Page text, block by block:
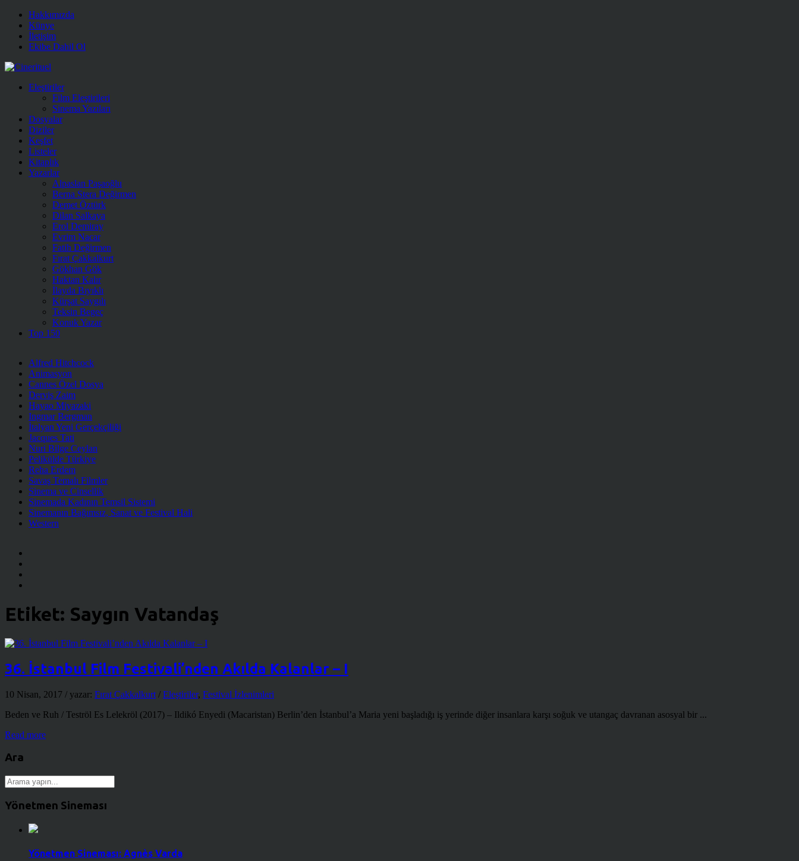
Hakkımızda
Künye
İletişim
Ekibe Dahil Ol
Eleştiriler
Film Eleştirileri
Sinema Yazıları
Dosyalar
Diziler
Keşfet
Listeler
Kitaplık
Yazarlar
Alpaslan Paşaoğlu
Berna Stera Değirmen
Demet Öztürk
Dilan Salkaya
Erol Demiray
Evrim Nacar
Fatih Değirmen
Fırat Çakkalkurt
Gökhan Gök
Haktan Kalır
İlayda Bıyıklı
Kürşat Saygılı
Teksin Begeç
Konuk Yazar
Top 150
Alfred Hitchcock
Animasyon
Cannes Özel Dosya
Derviş Zaim
Hayao Miyazaki
Ingmar Bergman
İtalyan Yeni Gerçekçiliği
Jacques Tati
Nuri Bilge Ceylan
Pelikülde Türkiye
Reha Erdem
Savaş Temalı Filmler
Sinema ve Cinsellik
Sinemada Kadının Temsil Sistemi
Sinemanın Bağımsız, Sanat ve Festival Hali
Western
Etiket: Saygın Vatandaş
36. İstanbul Film Festivali’nden Akılda Kalanlar – I
10 Nisan, 2017 / yazar: Fırat Çakkalkurt / Eleştiriler, Festival İzlenimleri
Beden ve Ruh / Teströl Es Lelekröl (2017) – Ildikó Enyedi (Macaristan) Berlin’den İstanbul’a Maria yeni başladığı iş yerinde diğer insanlara karşı soğuk ve utangaç davranan asosyal bir ...
Read more
Ara
Yönetmen Sineması
Yönetmen Sineması: Agnès Varda